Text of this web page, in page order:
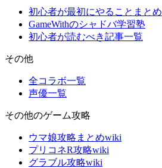
初心者が最初にやることまとめ
GameWithのシャドバ学習塾
初心者が読むべき記事一覧
その他
全コラボ一覧
声優一覧
その他のゲーム攻略
ウマ娘攻略まとめwiki
プリコネR攻略wiki
グラブル攻略wiki